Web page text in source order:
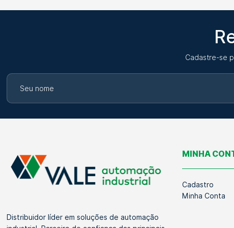
Cadastre-se
Distribuidor líder em soluções de automação
MINHA
Cadastro
Minha Conta